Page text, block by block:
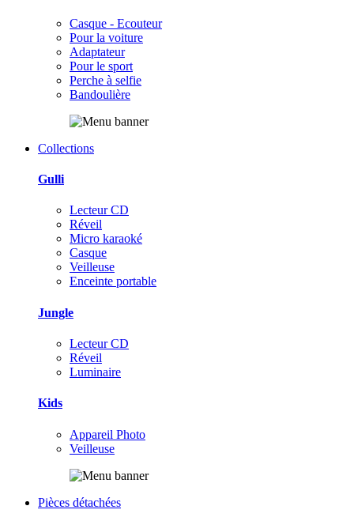
Casque - Ecouteur
Pour la voiture
Adaptateur
Pour le sport
Perche à selfie
Bandoulière
Collections
Gulli
Lecteur CD
Réveil
Micro karaoké
Casque
Veilleuse
Enceinte portable
Jungle
Lecteur CD
Réveil
Luminaire
Kids
Appareil Photo
Veilleuse
Pièces détachées